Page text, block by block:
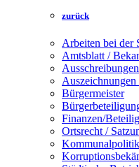
zurück
Arbeiten bei der
Amtsblatt /
Auszeichnungen
Bürgermeister
Finanzen/
Ortsrecht /